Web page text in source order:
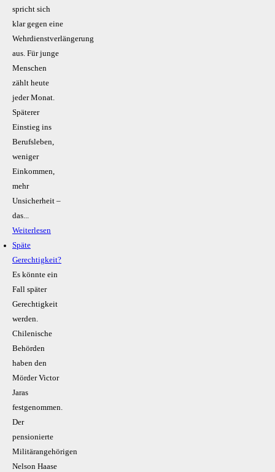
spricht sich
klar gegen eine
Wehrdienstverlängerung
aus. Für junge
Menschen
zählt heute
jeder Monat.
Späterer
Einstieg ins
Berufsleben,
weniger
Einkommen,
mehr
Unsicherheit –
das...
Weiterlesen
Späte
Gerechtigkeit?
Es könnte ein
Fall später
Gerechtigkeit
werden.
Chilenische
Behörden
haben den
Mörder Victor
Jaras
festgenommen.
Der
pensionierte
Militärangehörigen
Nelson Haase